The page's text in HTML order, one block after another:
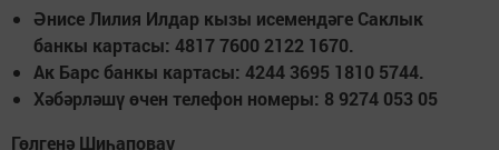
Әнисе Лилия Илдар кызы исемендәге Саклык
банкы картасы: 4817 7600 2122 1670.
Ак Барс банкы картасы: 4244 3695 1810 5744.
Хәбәрләшү өчен телефон номеры: 8 9274 053 05
Гөлгенә Шиһаповаү